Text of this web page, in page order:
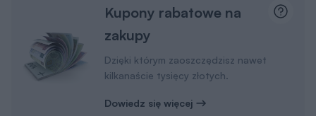
Kupony rabatowe na
zakupy
Dzięki którym zaoszczędzisz nawet
kilkanaście tysięcy złotych.
Dowiedz się więcej